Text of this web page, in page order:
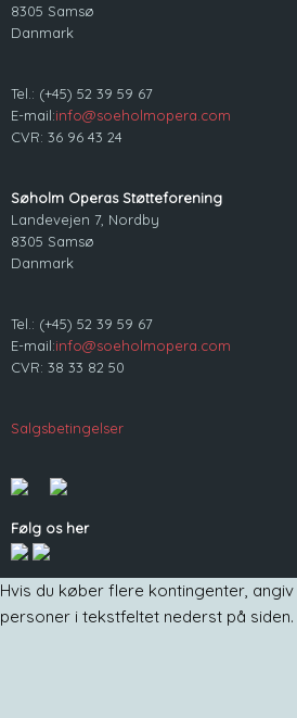
8305 Samsø
Danmark
Tel.: (+45) 52 39 59 67
E-mail:info@soeholmopera.com
CVR: 36 96 43 24
Søholm Operas Støtteforening
Landevejen 7, Nordby
8305 Samsø
Danmark
Tel.: (+45) 52 39 59 67
E-mail:info@soeholmopera.com
CVR: 38 33 82 50
Salgsbetingelser
Følg os her
Hvis du køber flere kontingenter,
personer i tekstfeltet nederst på siden.